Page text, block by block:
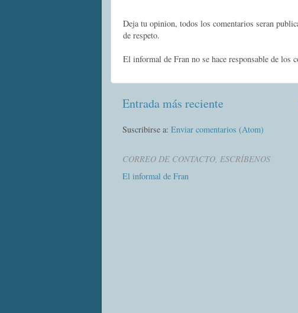
Deja tu opinion, todos los comentarios seran
de respeto.
El informal de Fran no se hace responsable de los
Entrada más reciente
Suscribirse a: Enviar comentarios (Atom)
CORREO DE CONTACTO, ESCRÍBENOS
El informal de Fran